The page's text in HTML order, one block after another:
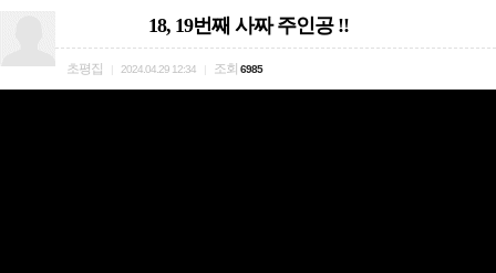
18, 19번째 사짜 주인공 !!
초평집 2024.04.29 12:34 조회 6985